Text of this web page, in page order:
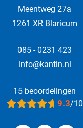
Meentweg 27a
1261 XR Blaricum
085 - 0231 423
info@kantin.nl
15 beoordelingen
9.3/10